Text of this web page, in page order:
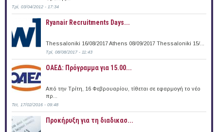
Τρί, 03/04/2012 - 17:34
Ryanair Recruitments Days...
Thessaloniki 16/08/2017 Athens 08/09/2017 Thessaloniki 15/...
Τρί, 08/08/2017 - 11:43
ΟΑΕΔ: Πρόγραμμα για 15.00...
Από την Τρίτη, 16 Φεβρουαρίου, τίθεται σε εφαρμογή το νέο
πρ...
Τετ, 17/02/2016 - 09:48
Προκήρυξη για τη διαδικασ...